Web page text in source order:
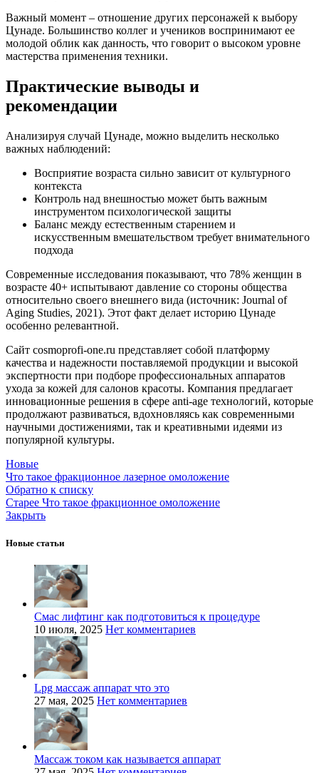
Важный момент – отношение других персонажей к выбору
Цунаде. Большинство коллег и учеников воспринимают ее
молодой облик как данность, что говорит о высоком уровне
мастерства применения техники.
Практические выводы и
рекомендации
Анализируя случай Цунаде, можно выделить несколько
важных наблюдений:
Восприятие возраста сильно зависит от культурного
контекста
Контроль над внешностью может быть важным
инструментом психологической защиты
Баланс между естественным старением и
искусственным вмешательством требует внимательного
подхода
Современные исследования показывают, что 78% женщин в
возрасте 40+ испытывают давление со стороны общества
относительно своего внешнего вида (источник: Journal of
Aging Studies, 2021). Этот факт делает историю Цунаде
особенно релевантной.
Сайт cosmoprofi-one.ru представляет собой платформу
качества и надежности поставляемой продукции и высокой
экспертности при подборе профессиональных аппаратов
ухода за кожей для салонов красоты. Компания предлагает
инновационные решения в сфере anti-age технологий, которые
продолжают развиваться, вдохновляясь как современными
научными достижениями, так и креативными идеями из
популярной культуры.
Новые
Что такое фракционное лазерное омоложение
Обратно к списку
Старее Что такое фракционное омоложение
Закрыть
Новые статьи
Смас лифтинг как подготовиться к процедуре
10 июля, 2025 Нет комментариев
Lpg массаж аппарат что это
27 мая, 2025 Нет комментариев
Массаж током как называется аппарат